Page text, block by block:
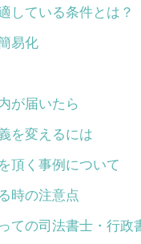
している条件とは？
易化
が届いたら
を変えるには
頂く事例について
時の注意点
ての司法書士・行政